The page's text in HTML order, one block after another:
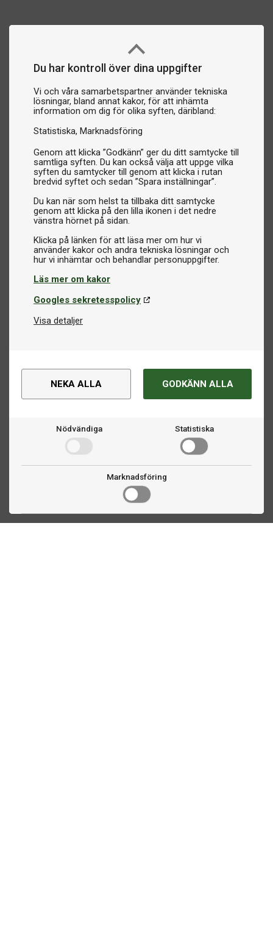
Du har kontroll över dina uppgifter
Vi och våra samarbetspartner använder tekniska
lösningar, bland annat kakor, för att inhämta
information om dig för olika syften, däribland:
Statistiska Marknadsföring
Genom att klicka ”Godkänn” ger du ditt samtycke till
samtliga syften. Du kan också välja att uppge vilka
syften du samtycker till genom att klicka i rutan
bredvid syftet och sedan ”Spara inställningar”.
Du kan när som helst ta tillbaka ditt samtycke
genom att klicka på den lilla ikonen i det nedre
vänstra hörnet på sidan.
Klicka på länken för att läsa mer om hur vi
använder kakor och andra tekniska lösningar och
Läs mer om kakor
Googles sekretesspolicy
Visa detaljer
NEKA ALLA GODKÄNN ALLA
Nödvändiga Statistiska
Marknadsföring